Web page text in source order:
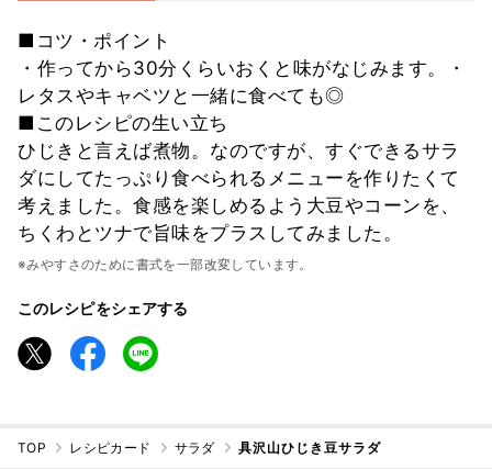
■コツ・ポイント
・作ってから30分くらいおくと味がなじみます。・
レタスやキャベツと一緒に食べても◎
■このレシピの生い立ち
ひじきと言えば煮物。なのですが、すぐできるサラ
ダにしてたっぷり食べられるメニューを作りたくて
考えました。食感を楽しめるよう大豆やコーンを、
ちくわとツナで旨味をプラスしてみました。
※みやすさのために書式を一部改変しています。
このレシピをシェアする
TOP レシピカード サラダ 具沢山ひじき豆サラダ